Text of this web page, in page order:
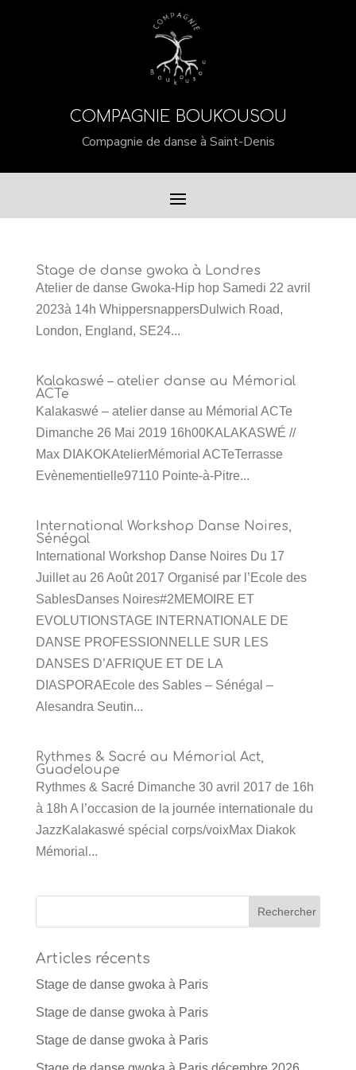
COMPAGNIE BOUKOUSOU
Compagnie de danse à Saint-Denis
Stage de danse gwoka à Londres
Atelier de danse Gwoka-Hip hop Samedi 22 avril
2023à 14h WhippersnappersDulwich Road,
London, England, SE24...
Kalakaswé – atelier danse au Mémorial
ACTe
Kalakaswé – atelier danse au Mémorial ACTe
Dimanche 26 Mai 2019 16h00KALAKASWÉ //
Max DIAKOKAtelierMémorial ACTeTerrasse
Evènementielle97110 Pointe-à-Pitre...
International Workshop Danse Noires,
Sénégal
International Workshop Danse Noires Du 17
Juillet au 26 Août 2017 Organisé par l’Ecole des
SablesDanses Noires#2MEMOIRE ET
EVOLUTIONSTAGE INTERNATIONALE DE
DANSE PROFESSIONNELLE SUR LES
DANSES D’AFRIQUE ET DE LA
DIASPORAEcole des Sables – Sénégal –
Alesandra Seutin...
Rythmes & Sacré au Mémorial Act,
Guadeloupe
Rythmes & Sacré Dimanche 30 avril 2017 de 16h
à 18h A l’occasion de la journée internationale du
JazzKalakaswé spécial corps/voixMax Diakok
Mémorial...
Articles récents
Stage de danse gwoka à Paris
Stage de danse gwoka à Paris
Stage de danse gwoka à Paris